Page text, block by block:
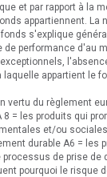
et par rapport à la
appartiennent. La
s'explique
de performance d'au
laquelle appartient le
vertu du règlement
8 = les produits qui
et/ou
durable A6 = les
processus de prise de
pourquoi le risque